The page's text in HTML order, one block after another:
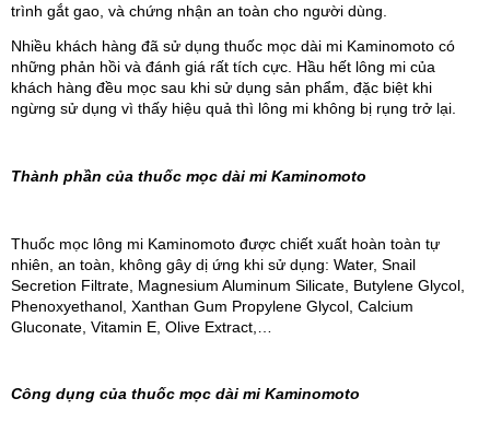
trình gắt gao, và chứng nhận an toàn cho người dùng.
Nhiều khách hàng đã sử dụng thuốc mọc dài mi Kaminomoto có
những phản hồi và đánh giá rất tích cực. Hầu hết lông mi của
khách hàng đều mọc sau khi sử dụng sản phẩm, đặc biệt khi
ngừng sử dụng vì thấy hiệu quả thì lông mi không bị rụng trở lại.
Thành phần của thuốc mọc dài mi Kaminomoto
Thuốc mọc lông mi Kaminomoto được chiết xuất hoàn toàn tự
nhiên, an toàn, không gây dị ứng khi sử dụng: Water, Snail
Secretion Filtrate, Magnesium Aluminum Silicate, Butylene Glycol,
Phenoxyethanol, Xanthan Gum Propylene Glycol, Calcium
Gluconate, Vitamin E, Olive Extract,…
Công dụng của thuốc mọc dài mi Kaminomoto